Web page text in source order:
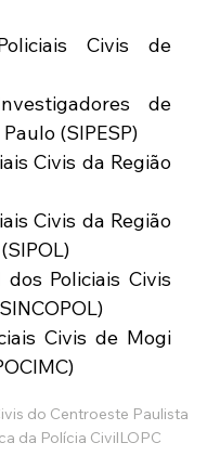
(SIPESP)
do Centroeste Paulista
da Polícia CivilLOPC